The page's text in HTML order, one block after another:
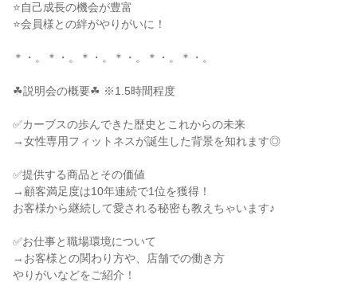
⭐自己成長の機会が豊富
⭐会員様との絆がやりがいに！
＊・。＊・。＊・。＊・。＊・。＊・。
☘説明会の概要☘ ※1.5時間程度
✅カーブスの歩んできた歴史とこれからの未来
→女性専用フィットネスが誕生した背景を知れます◎
✅提供する商品とその価値
→顧客満足度は10年連続で1位を獲得！
お客様から継続して愛される秘密も教えちゃいます♪
✅お仕事と職場環境について
→お客様との関わり方や、店舗での働き方
やりがいなどをご紹介！